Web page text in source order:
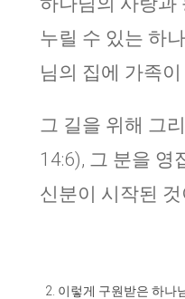
누릴 수 있는 하
님의 집에 가족
그 길을 위해 그
14:6), 그 분을 영
신분이 시작된
이렇게 구원받은 하나